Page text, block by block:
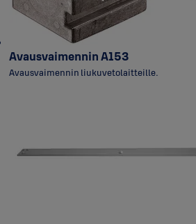
Avausvaimennin A153
Avausvaimennin liukuvetolaitteille.